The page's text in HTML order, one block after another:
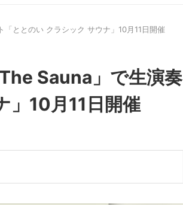
ととのい クラシック サウナ」10月11日開催
Sauna」で生演奏
」10月11日開催